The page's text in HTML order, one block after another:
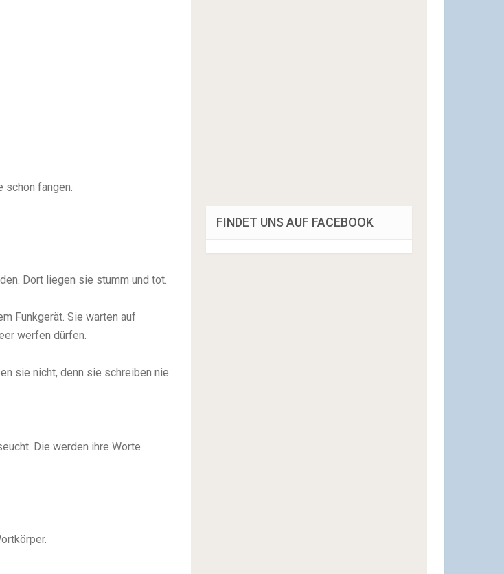
schon fangen.
Dort liegen sie stumm und tot.
Funkgerät. Sie warten auf
werfen dürfen.
sie nicht, denn sie schreiben nie.
Die werden ihre Worte
FINDET UNS AUF FACEBOOK